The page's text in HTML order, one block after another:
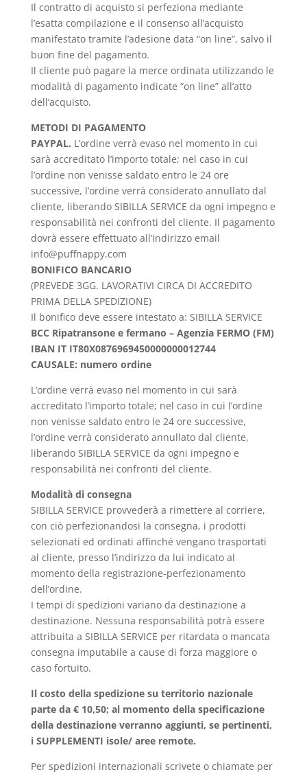
Il contratto di acquisto si perfeziona mediante
l’esatta compilazione e il consenso all’acquisto
manifestato tramite l’adesione data “on line”, salvo il
buon fine del pagamento.
Il cliente può pagare la merce ordinata utilizzando le
modalità di pagamento indicate “on line” all’atto
dell’acquisto.
METODI DI PAGAMENTO
PAYPAL. L’ordine verrà evaso nel momento in cui
sarà accreditato l’importo totale; nel caso in cui
l’ordine non venisse saldato entro le 24 ore
successive, l’ordine verrà considerato annullato dal
cliente, liberando SIBILLA SERVICE da ogni impegno e
responsabilità nei confronti del cliente. Il pagamento
dovrà essere effettuato all’indirizzo email
info@puffnappy.com
BONIFICO BANCARIO
(PREVEDE 3GG. LAVORATIVI CIRCA DI ACCREDITO
PRIMA DELLA SPEDIZIONE)
Il bonifico deve essere intestato a: SIBILLA SERVICE
BCC Ripatransone e fermano – Agenzia FERMO (FM)
IBAN IT IT80X0876969450000000012744
CAUSALE: numero ordine
L’ordine verrà evaso nel momento in cui sarà
accreditato l’importo totale; nel caso in cui l’ordine
non venisse saldato entro le 24 ore successive,
l’ordine verrà considerato annullato dal cliente,
liberando SIBILLA SERVICE da ogni impegno e
responsabilità nei confronti del cliente.
Modalità di consegna
SIBILLA SERVICE provvederà a rimettere al corriere,
con ciò perfezionandosi la consegna, i prodotti
selezionati ed ordinati affinché vengano trasportati
al cliente, presso l’indirizzo da lui indicato al
momento della registrazione-perfezionamento
dell’ordine.
I tempi di spedizioni variano da destinazione a
destinazione. Nessuna responsabilità potrà essere
attribuita a SIBILLA SERVICE per ritardata o mancata
consegna imputabile a cause di forza maggiore o
caso fortuito.
Il costo della spedizione su territorio nazionale
parte da € 10,50; al momento della specificazione
della destinazione verranno aggiunti, se pertinenti,
i SUPPLEMENTI isole/ aree remote.
Per spedizioni internazionali scrivete o chiamate per